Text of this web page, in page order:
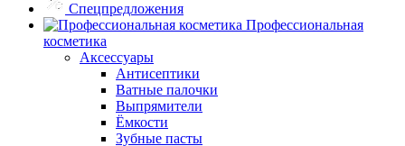
Спецпредложения
Профессиональная
косметика
Аксессуары
Антисептики
Ватные палочки
Выпрямители
Ёмкости
Зубные пасты